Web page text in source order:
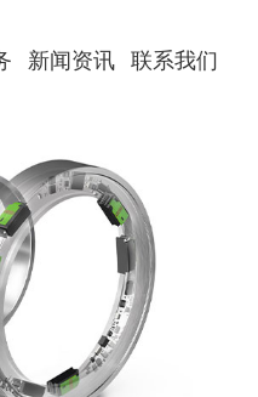
新闻资讯 联系我们